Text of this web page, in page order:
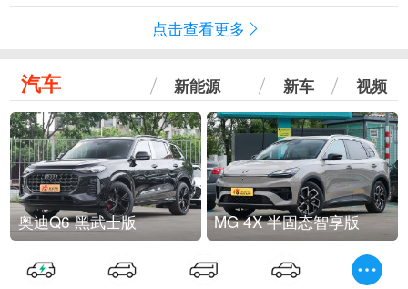
点击查看更多
汽车 新能源 新车 视频
奥迪Q6 黑武士版 MG 4X 半固态智享版